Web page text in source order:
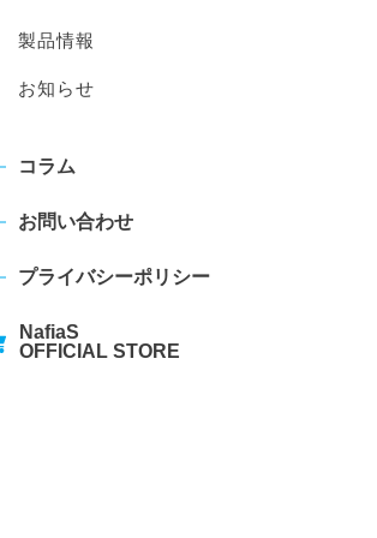
製品情報
お知らせ
コラム
お問い合わせ
プライバシーポリシー
NafiaS
OFFICIAL STORE